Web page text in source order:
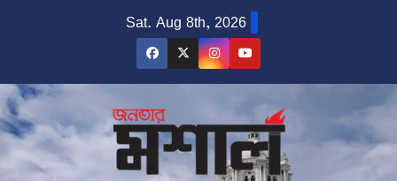
Sat. Aug 8th, 2026